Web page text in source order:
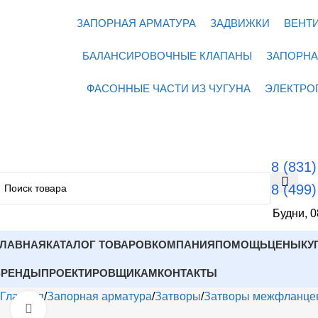
ЗАПОРНАЯ АРМАТУРА ЗАДВИЖКИ
БАЛАНСИРОВОЧНЫЕ КЛАПАНЫ
ФАСОННЫЕ ЧАСТИ ИЗ ЧУГУНА
8
8
Будни,
КАТАЛОГ ТОВАРОВКОМПАНИЯПОМОЩЬЦЕНЫ
ПРОЕКТИРОВЩИКАМКОНТАКТЫ
Главная Запорная арматура Затворы Затворы